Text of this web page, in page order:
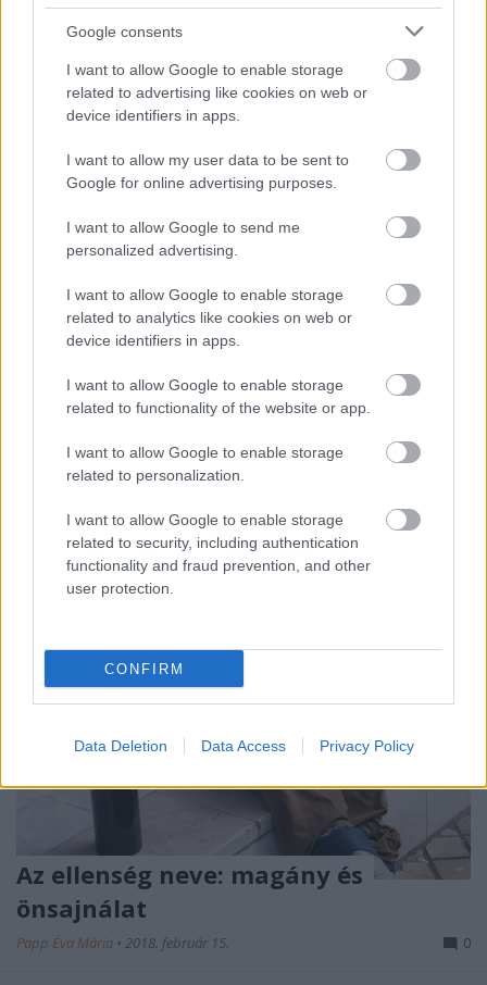
Google consents
I want to allow Google to enable storage
related to advertising like cookies on web or
device identifiers in apps.
I want to allow my user data to be sent to
Google for online advertising purposes.
I want to allow Google to send me
personalized advertising.
I want to allow Google to enable storage
related to analytics like cookies on web or
device identifiers in apps.
I want to allow Google to enable storage
related to functionality of the website or app.
I want to allow Google to enable storage
related to personalization.
I want to allow Google to enable storage
related to security, including authentication
functionality and fraud prevention, and other
user protection.
CONFIRM
Data Deletion Data Access Privacy Policy
Az alkoholt csak a drogok fényében
látjuk
Papp Éva Mária 2018. március 10.
A kábítószerekről akartuk kérdezni, de ő az
alkoholfogyasztásról és a dohányzásról beszélt.
Aztán persze a drogokról is. Szemelyácz János
pszichiáter, addiktológus és pszichoterapeuta, az
Indit Közalapítvány szakmai vezetője a legális
szereket sokkal nagyobb problémának tartja, az
ellenük való…
Az ellenség neve: magány és
önsajnálat
Papp Éva Mária • 2018. február 15. 0